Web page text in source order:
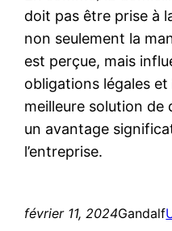
doit pas être prise à
non seulement la
est perçue, mais
obligations légales
meilleure solution
un avantage
l’entreprise.
février 11, 2024Gandalf